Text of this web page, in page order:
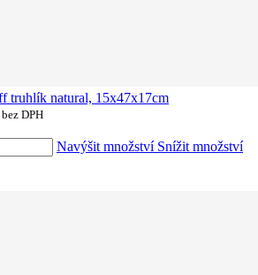
truhlík natural, 15x47x17cm
bez DPH
Navýšit množství Snížit množství